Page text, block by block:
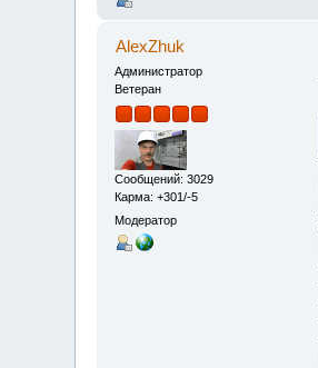
AlexZhuk
Администратор
Ветеран
Сообщений: 3029
Карма: +301/-5
Модератор